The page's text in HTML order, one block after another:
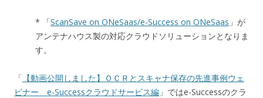
* 「ScanSave on ONeSaas/e-Success on ONeSaas 」が
アンテナハウス製の対応クラウドソリューションとなりま
す。
「 【動画公開しました】ＯＣＲとスキャナ保存の先進事例ウェ
ビナー e-Successクラウドサービス編 」ではe-Successのクラ